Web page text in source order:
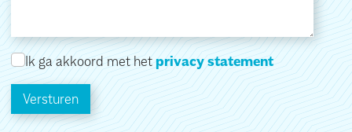
Ik ga akkoord met hetprivacy statement
Versturen